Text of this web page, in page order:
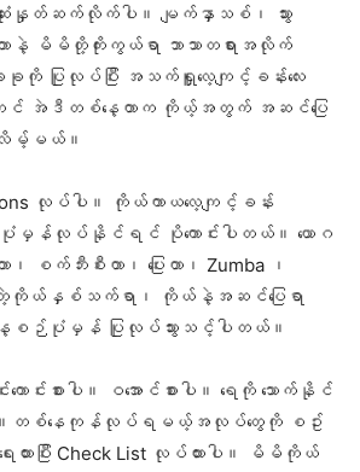
နှုတ်ဆက်လိုက်ပါ။ မျက်နှာသစ်၊ သွား
တာနဲ့ မိမိတို့ကိုးကွယ်ရာ ဘာသာတရားအလိုက်
ပြုလုပ်ပြီး အသက်ရှူလေ့ကျင့်ခန်းလေး
အဲဒီတစ်နေ့တာက ကိုယ့်အတွက် အဆင်ပြေ
လိမ့်မယ်။
လုပ်ပါ။ ကိုယ်ကာယလေ့ကျင့်ခန်း
န်လုပ်နိုင်ရင် ပိုကောင်းပါတယ်။ ယောဂ
၊ စက်ဘီးစီးတာ၊ ပြေးတာ၊ Zumba ၊
တဲ့ကိုယ်နှစ်သက်ရာ၊ ကိုယ်နဲ့အဆင်ပြေရာ
ေ့စဉ်ပုံမှန် ပြုလုပ်သွားသင့်ပါတယ်။
ောင်းစားပါ။ ဝအောင်စားပါ။ ရေကို သောက်နိုင်
ောက်ပါ။တစ်နေကုန်လုပ်ရမယ့်အလုပ်တွေကို စဥ်း
ရေးထားပြီး Check List လုပ်ထားပါ။ မိမိကိုယ်